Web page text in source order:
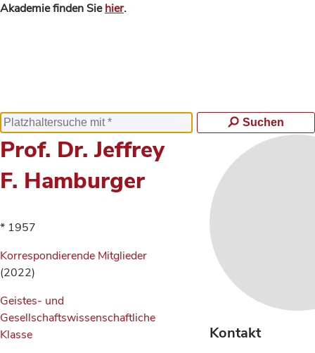
Akademie finden Siehier.
Suchen
Prof. Dr. Jeffrey
F. Hamburger
* 1957
Korrespondierende Mitglieder
(2022)
Geistes- und
Gesellschaftswissenschaftliche
Klasse
Kontakt